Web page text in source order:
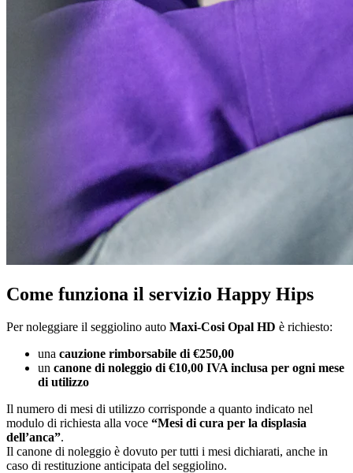
Come funziona il servizio Happy Hips
Per noleggiare il seggiolino auto Maxi-Cosi Opal HD è richiesto:
una cauzione rimborsabile di €250,00
un canone di noleggio di €10,00 IVA inclusa per ogni mese
di utilizzo
Il numero di mesi di utilizzo corrisponde a quanto indicato nel
modulo di richiesta alla voce “Mesi di cura per la displasia
dell’anca”.
Il canone di noleggio è dovuto per tutti i mesi dichiarati, anche in
caso di restituzione anticipata del seggiolino.